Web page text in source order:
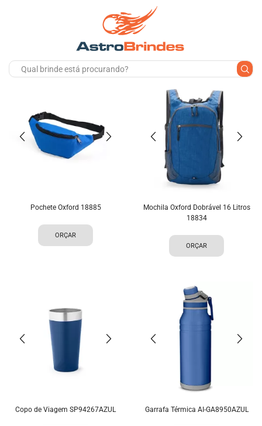
Pochete Oxford 18885
ORÇAR
Mochila Oxford Dobrável 16 Litros
18834
ORÇAR
Copo de Viagem SP94267AZUL Garrafa Térmica AI-GA8950AZUL